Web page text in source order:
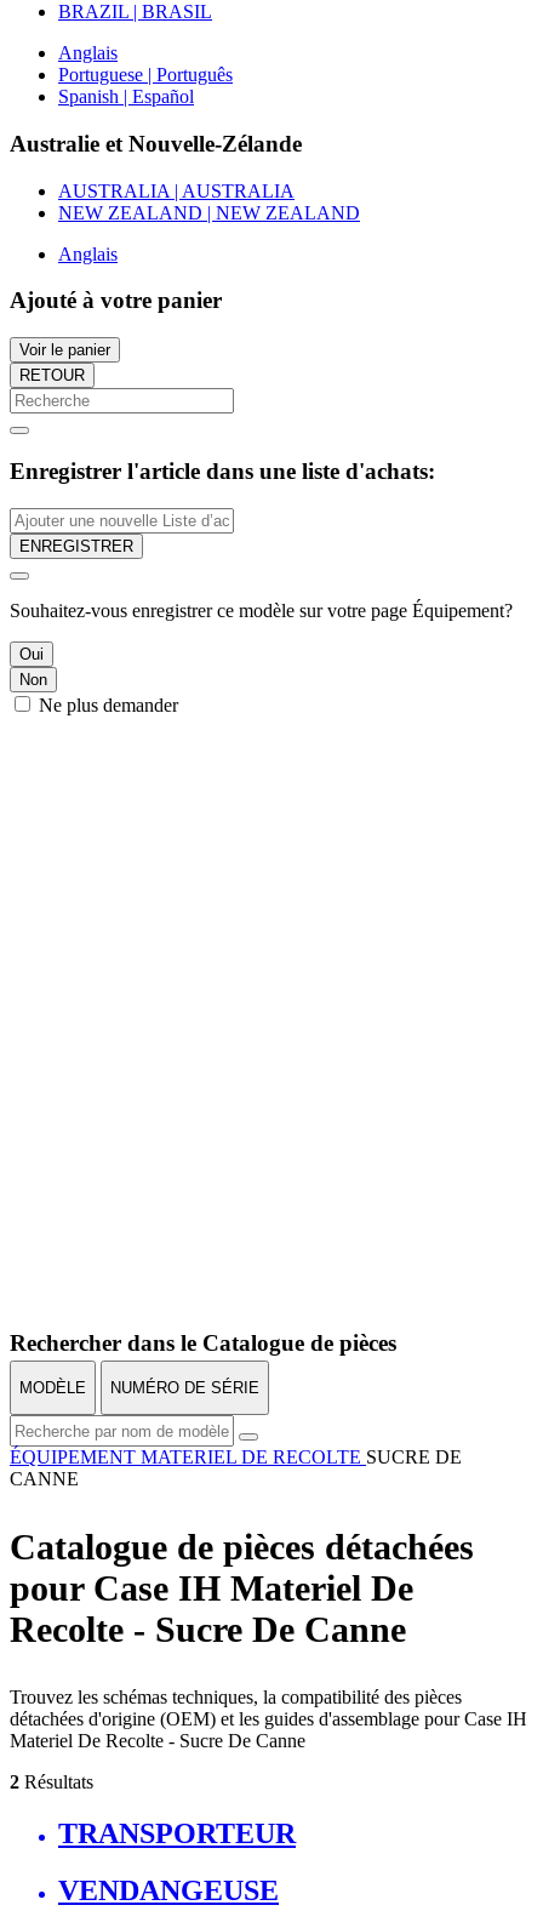
BRAZIL | BRASIL
Anglais
Portuguese | Português
Spanish | Español
Australie et Nouvelle-Zélande
AUSTRALIA | AUSTRALIA
NEW ZEALAND | NEW ZEALAND
Anglais
Ajouté à votre panier
Voir le panier
RETOUR
Enregistrer l'article dans une liste d'achats:
ENREGISTRER
Souhaitez-vous enregistrer ce modèle sur votre page Équipement?
Oui
Non
Ne plus demander
Rechercher dans le Catalogue de pièces
MODÈLE NUMÉRO DE SÉRIE
ÉQUIPEMENT MATERIEL DE RECOLTE SUCRE DE
CANNE
Catalogue de pièces détachées
pour Case IH Materiel De
Recolte - Sucre De Canne
Trouvez les schémas techniques, la compatibilité des pièces
détachées d'origine (OEM) et les guides d'assemblage pour Case IH
Materiel De Recolte - Sucre De Canne
2 Résultats
TRANSPORTEUR
VENDANGEUSE